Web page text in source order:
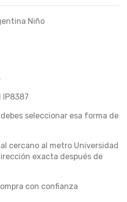
Niño
seleccionar esa forma de
cercano al metro Universidad
exacta después de
con confianza